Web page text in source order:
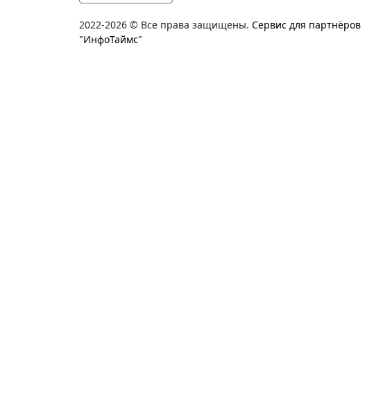
2022-2026 © Все права защищены. Сервис для партнёров
"ИнфоТаймс"